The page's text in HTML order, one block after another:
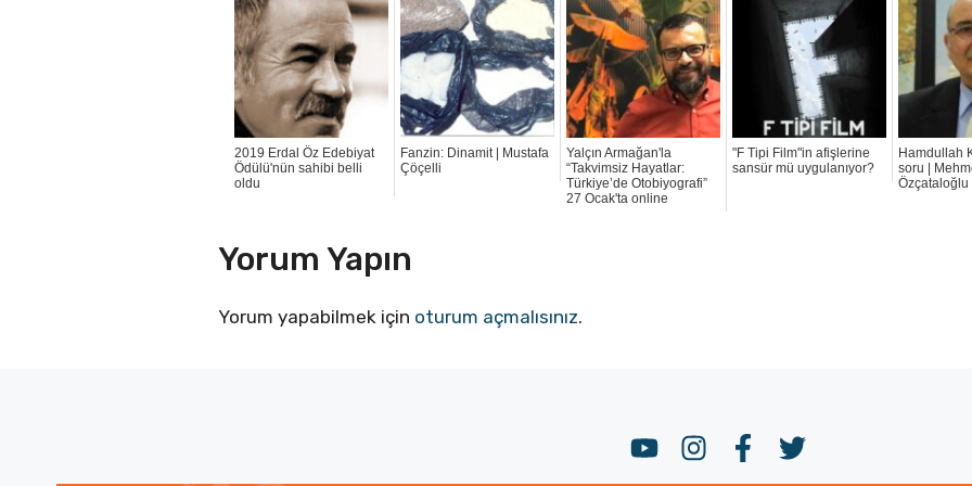
2019 Erdal Öz Edebiyat
Ödülü'nün sahibi belli
oldu
Fanzin: Dinamit | Mustafa
Çöçelli
Yalçın Armağan'la
“Takvimsiz Hayatlar:
Türkiye’de Otobiyografi”
27 Ocak'ta online
"F Tipi Film"in afişlerine
sansür mü uygulanıyor?
Hamdullah
soru |
Özçataloğlu
Yorum Yapın
Yorum yapabilmek için oturum açmalısınız.